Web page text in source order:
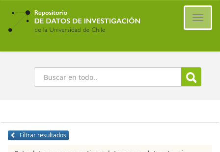
Ir
contenido
principal
Buscar
Filtrar resultados